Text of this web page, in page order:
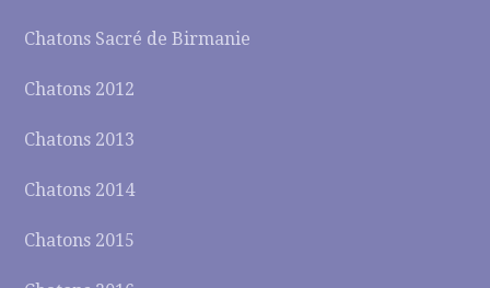
Chatons Sacré de Birmanie
Chatons 2012
Chatons 2013
Chatons 2014
Chatons 2015